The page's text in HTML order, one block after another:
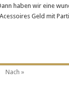
haben wir eine
Geld mit
Nach »